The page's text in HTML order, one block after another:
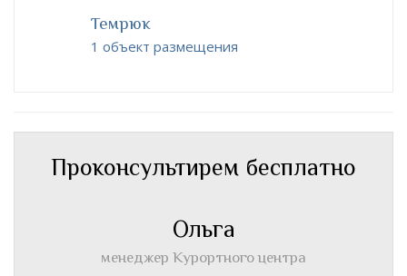
Темрюк
1 объект размещения
Проконсультирем бесплатно
Ольга
менеджер Курортного центра